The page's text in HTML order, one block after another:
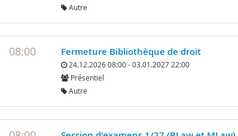
Autre
08:00 Fermeture Bibliothèque de droit
24.12.2026 08:00 - 03.01.2027 22:00
Présentiel
Autre